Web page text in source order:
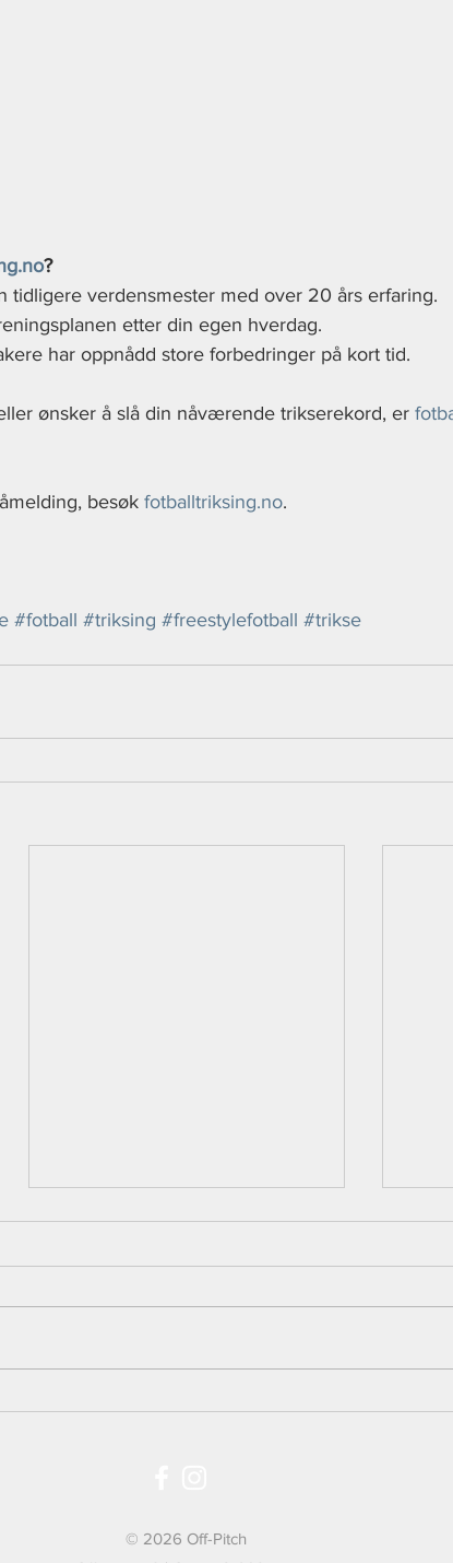
?
tidligere verdensmester med over 20 års erfaring.
etter din egen hverdag.
har oppnådd store forbedringer på kort tid.
ønsker å slå din nåværende trikserekord, er
besøk fotballtriksing.no.
#fotball #triksing #freestylefotball #trikse
© 2026 Off-Pitch